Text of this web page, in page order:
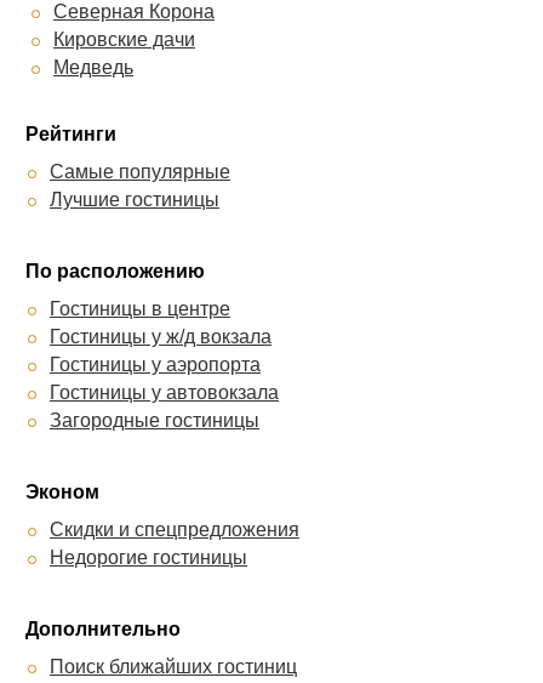
Северная Корона
Кировские дачи
Медведь
Рейтинги
Самые популярные
Лучшие гостиницы
По расположению
Гостиницы в центре
Гостиницы у ж/д вокзала
Гостиницы у аэропорта
Гостиницы у автовокзала
Загородные гостиницы
Эконом
Скидки и спецпредложения
Недорогие гостиницы
Дополнительно
Поиск ближайших гостиниц